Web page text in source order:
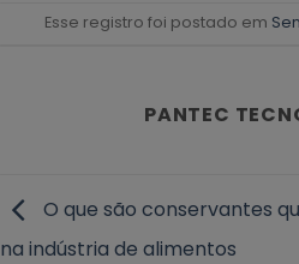
Esse registro foi postado em
PANTEC
O que são conservantes
na indústria de alimentos